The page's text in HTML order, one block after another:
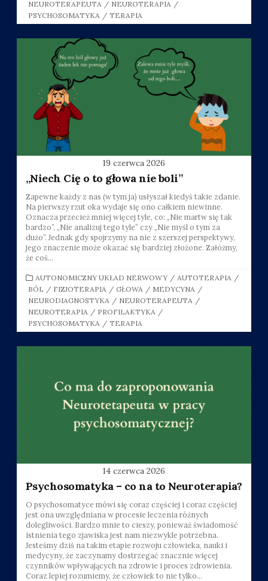
NEUROTERAPEUTA / NEUROTERAPIA /
PSYCHOSOMATYKA / TERAPIA
19 czerwca 2026
„Niech Cię o to głowa nie boli”
Zapewne każdy z nas (w tym ja) usłyszał kiedyś takie zdanie.
Na pierwszy rzut oka wydaje się ono całkiem niewinne.
Oznacza przecież mniej więcej tyle, co: „Nie martw się tak
bardzo”, „Nie analizuj tego tyle” czy „Nie myśl o tym za
dużo”. Jednak gdy spojrzymy na nie z szerszej perspektywy,
jego znaczenie może okazać się bardziej złożone. Załóżmy,
że coś...
CATEGORIES
AUTONOMICZNY UKŁAD NERWOWY / AUTOTERAPIA /
BÓL / FIZJOTERAPIA / GŁOWA / MEDYCYNA /
NEURODIAGNOSTYKA / NEUROTERAPEUTA /
NEUROTERAPIA / PROFILAKTYKA /
PSYCHOSOMATYKA / TERAPIA
14 czerwca 2026
Psychosomatyka – co na to Neuroterapia?
O psychosomatyce mówi się coraz częściej i coraz częściej
jest ona uwzględniana w procesie leczenia różnych
dolegliwości. Bardzo mnie to cieszy, ponieważ świadomość
istnienia tego zjawiska jest nam niezwykle potrzebna.
Jesteśmy dziś na takim etapie rozwoju człowieka, nauki i
medycyny, że zaczynamy dostrzegać znacznie więcej
czynników wpływających na zdrowie i proces zdrowienia.
Coraz lepiej rozumiemy, że człowiek to nie tylko...